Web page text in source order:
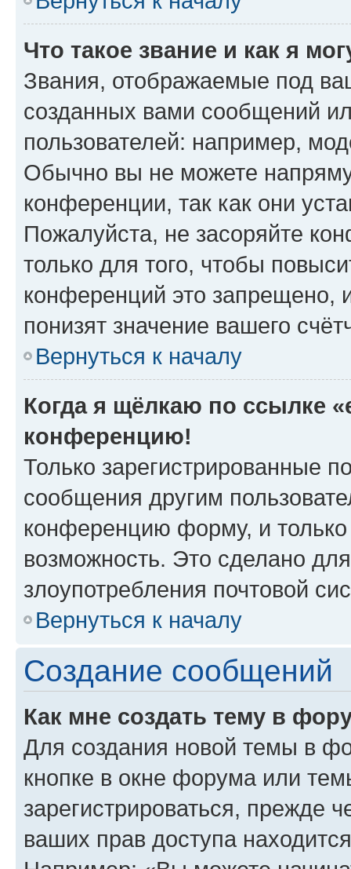
Что такое звание и как я
Звания, отображаемые под
созданных вами сообщений
пользователей: например,
Обычно вы не можете
конференции, так как они
Пожалуйста, не засоряйте
только для того, чтобы
конференций это запрещено,
понизят значение вашего
Вернуться к началу
Когда я щёлкаю по ссылке
конференцию!
Только зарегистрированные
сообщения другим
конференцию форму, и
возможность. Это сделано
злоупотребления почтовой
Вернуться к началу
Создание сообщений
Как мне создать тему в
Для создания новой темы в
кнопке в окне форума или
зарегистрироваться, прежде
ваших прав доступа